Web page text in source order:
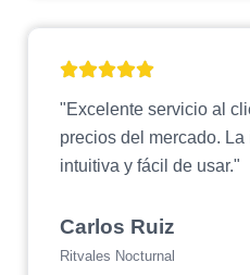
"Excelente servicio al
precios del mercado. La
intuitiva y fácil de usar."
Carlos Ruiz
Ritvales Nocturnal